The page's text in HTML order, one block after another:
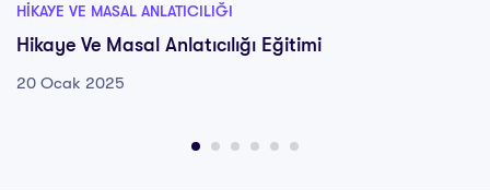
HIKAYE VE MASAL ANLATICILIĞI
Hikaye Ve Masal Anlatıcılığı Eğitimi
20 Ocak 2025